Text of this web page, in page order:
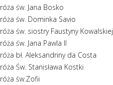
róża św. Jana Bosko
róża św. Dominka Savio
róża św. siostry Faustyny Kowalskiej
róża św. Jana Pawla II
róża bł. Aleksandriny da Costa
róża Św. Stanisława Kostki
róża św.Zofii